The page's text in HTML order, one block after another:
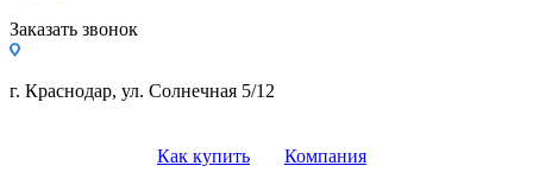
Заказать звонок
г. Краснодар, ул. Солнечная 5/12
Как купить
Компания